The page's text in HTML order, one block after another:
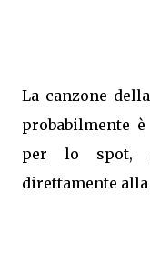
La canzone
probabilmente
per lo spot,
direttamente alla